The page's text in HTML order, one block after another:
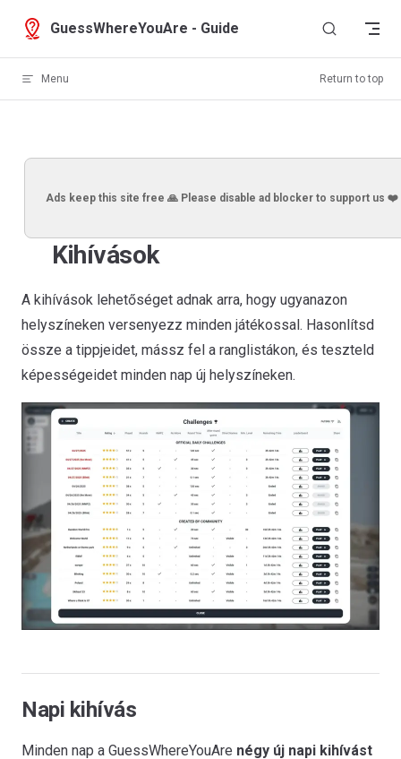
Skip to content
GuessWhereYouAre - Guide
Menu Return to top
Ads keep this site free 🙏 Please disable ad blocker to support us ❤️
Kihívások
A kihívások lehetőséget adnak arra, hogy ugyanazon
helyszíneken versenyezz minden játékossal. Hasonlítsd
össze a tippjeidet, mássz fel a ranglistákon, és teszteld
képességeidet minden nap új helyszíneken.
Napi kihívás
Minden nap a GuessWhereYouAre négy új napi kihívást